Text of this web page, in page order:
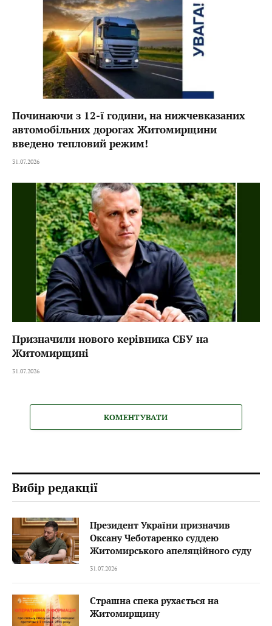
Починаючи з 12-ї години, на нижчевказаних
автомобільних дорогах Житомирщини
введено тепловий режим!
31.07.2026
Призначили нового керівника СБУ на
Житомирщині
31.07.2026
КОМЕНТУВАТИ
Вибір редакції
Президент України призначив
Оксану Чеботаренко суддею
Житомирського апеляційного суду
31.07.2026
Страшна спека рухається на
Житомирщину